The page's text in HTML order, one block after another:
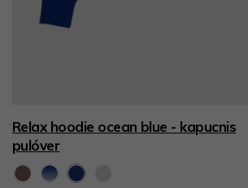
Relax hoodie ocean blue - kapucnis
pulóver